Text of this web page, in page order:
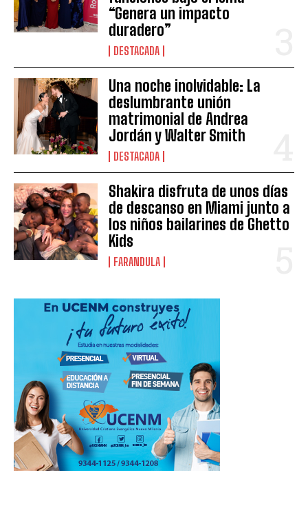
“Genera un impacto
duradero”
DESTACADA
Una noche inolvidable: La
deslumbrante unión
matrimonial de Andrea
Jordán y Walter Smith
DESTACADA
Shakira disfruta de unos días
de descanso en Miami junto a
los niños bailarines de Ghetto
Kids
FARANDULA